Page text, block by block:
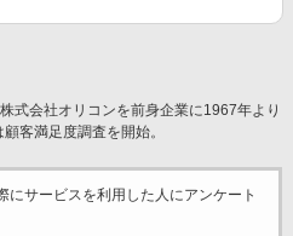
式会社オリコンを前身企業に1967年より
客満足度調査を開始。
にサービスを利用した 人にアンケート